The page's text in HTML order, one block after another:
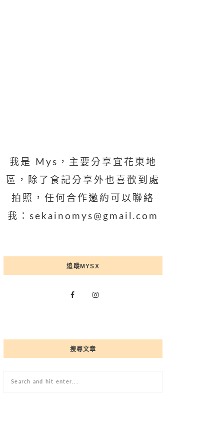
我是 Mys，主要分享宜花東地
區，除了食記分享外也喜歡到處
拍照，任何合作邀約可以聯絡
我：sekainomys@gmail.com
追蹤MYSX
搜尋文章